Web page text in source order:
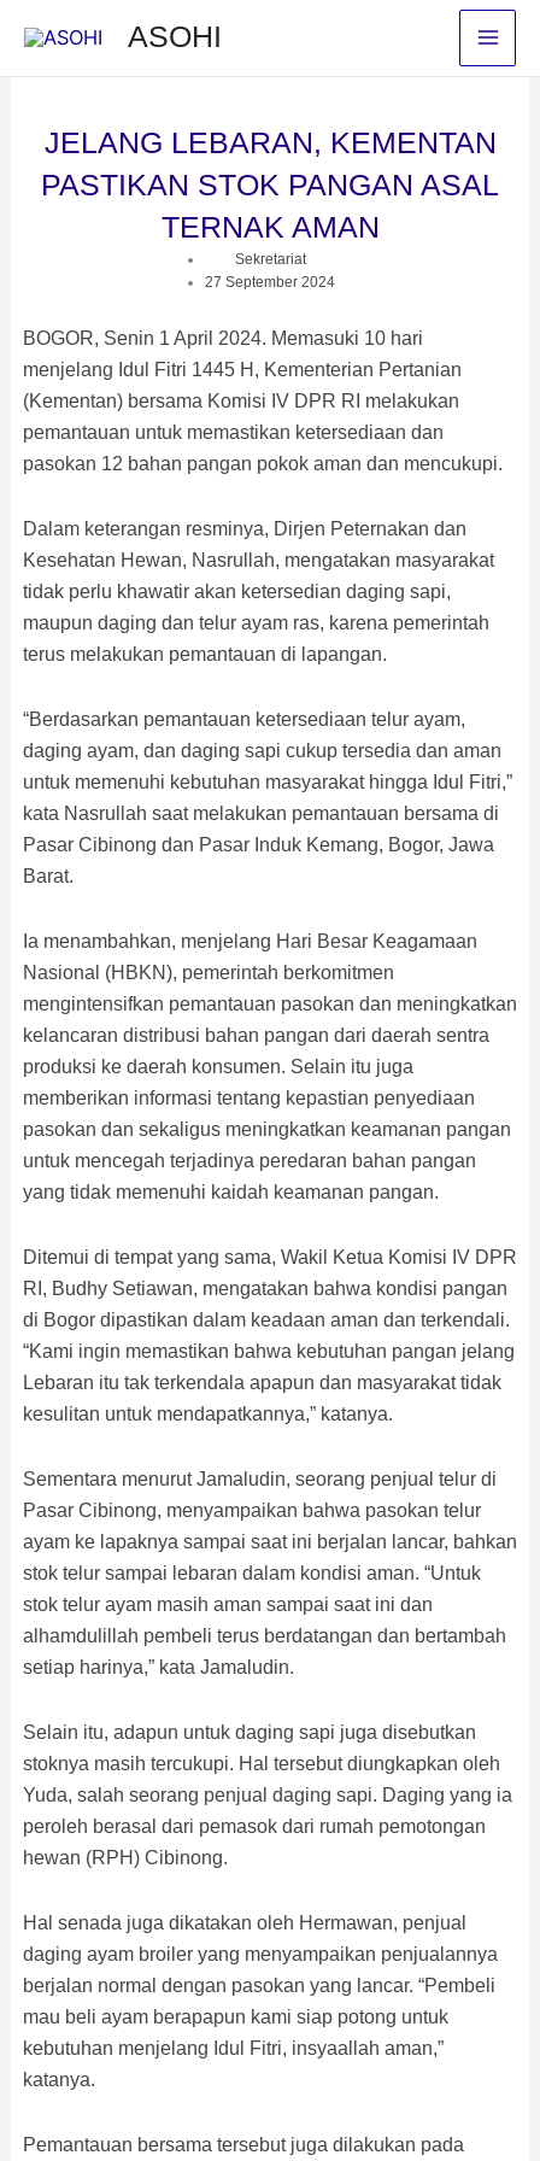
ASOHI
JELANG LEBARAN, KEMENTAN
PASTIKAN STOK PANGAN ASAL
TERNAK AMAN
Sekretariat
27 September 2024
BOGOR, Senin 1 April 2024. Memasuki 10 hari
menjelang Idul Fitri 1445 H, Kementerian Pertanian
(Kementan) bersama Komisi IV DPR RI melakukan
pemantauan untuk memastikan ketersediaan dan
pasokan 12 bahan pangan pokok aman dan mencukupi.
Dalam keterangan resminya, Dirjen Peternakan dan
Kesehatan Hewan, Nasrullah, mengatakan masyarakat
tidak perlu khawatir akan ketersedian daging sapi,
maupun daging dan telur ayam ras, karena pemerintah
terus melakukan pemantauan di lapangan.
“Berdasarkan pemantauan ketersediaan telur ayam,
daging ayam, dan daging sapi cukup tersedia dan aman
untuk memenuhi kebutuhan masyarakat hingga Idul Fitri,”
kata Nasrullah saat melakukan pemantauan bersama di
Pasar Cibinong dan Pasar Induk Kemang, Bogor, Jawa
Barat.
Ia menambahkan, menjelang Hari Besar Keagamaan
Nasional (HBKN), pemerintah berkomitmen
mengintensifkan pemantauan pasokan dan meningkatkan
kelancaran distribusi bahan pangan dari daerah sentra
produksi ke daerah konsumen. Selain itu juga
memberikan informasi tentang kepastian penyediaan
pasokan dan sekaligus meningkatkan keamanan pangan
untuk mencegah terjadinya peredaran bahan pangan
yang tidak memenuhi kaidah keamanan pangan.
Ditemui di tempat yang sama, Wakil Ketua Komisi IV DPR
RI, Budhy Setiawan, mengatakan bahwa kondisi pangan
di Bogor dipastikan dalam keadaan aman dan terkendali.
“Kami ingin memastikan bahwa kebutuhan pangan jelang
Lebaran itu tak terkendala apapun dan masyarakat tidak
kesulitan untuk mendapatkannya,” katanya.
Sementara menurut Jamaludin, seorang penjual telur di
Pasar Cibinong, menyampaikan bahwa pasokan telur
ayam ke lapaknya sampai saat ini berjalan lancar, bahkan
stok telur sampai lebaran dalam kondisi aman. “Untuk
stok telur ayam masih aman sampai saat ini dan
alhamdulillah pembeli terus berdatangan dan bertambah
setiap harinya,” kata Jamaludin.
Selain itu, adapun untuk daging sapi juga disebutkan
stoknya masih tercukupi. Hal tersebut diungkapkan oleh
Yuda, salah seorang penjual daging sapi. Daging yang ia
peroleh berasal dari pemasok dari rumah pemotongan
hewan (RPH) Cibinong.
Hal senada juga dikatakan oleh Hermawan, penjual
daging ayam broiler yang menyampaikan penjualannya
berjalan normal dengan pasokan yang lancar. “Pembeli
mau beli ayam berapapun kami siap potong untuk
kebutuhan menjelang Idul Fitri, insyaallah aman,”
katanya.
Pemantauan bersama tersebut juga dilakukan pada